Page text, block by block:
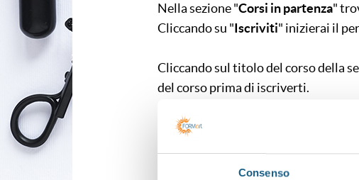
Consenso
Nella sezione "Corsi in partenza"
Cliccando su "Iscriviti" inizierai il
Cliccando sul titolo del corso della
del corso prima di iscriverti.
Se non trovi quello che cerchi, più